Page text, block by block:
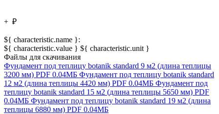
+ ₽
${ characteristic.name }:
${ characteristic.value } ${ characteristic.unit }
Файлы для скачивания
Фундамент под теплицу botanik standard 9 м2 (длина теплицы
3200 мм) PDF 0.04МБ Фундамент под теплицу botanik standard
12 м2 (длина теплицы 4420 мм) PDF 0.04МБ Фундамент под
теплицу botanik standard 15 м2 (длина теплицы 5650 мм) PDF
0.04МБ Фундамент под теплицу botanik standard 19 м2 (длина
теплицы 6880 мм) PDF 0.04МБ